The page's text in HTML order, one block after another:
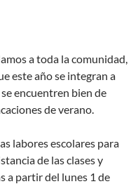
a toda la comunidad,
este año se integran a
encuentren bien de
de verano.
labores escolares para
de las clases y
a partir del lunes 1 de